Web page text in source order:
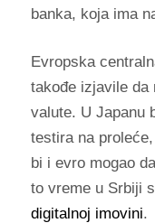
banka, koja ima
Evropska
takođe izjavile da
valute. U Japanu
testira na
bi i evro mogao
to vreme u Srbiji
digitalnoj imovini.